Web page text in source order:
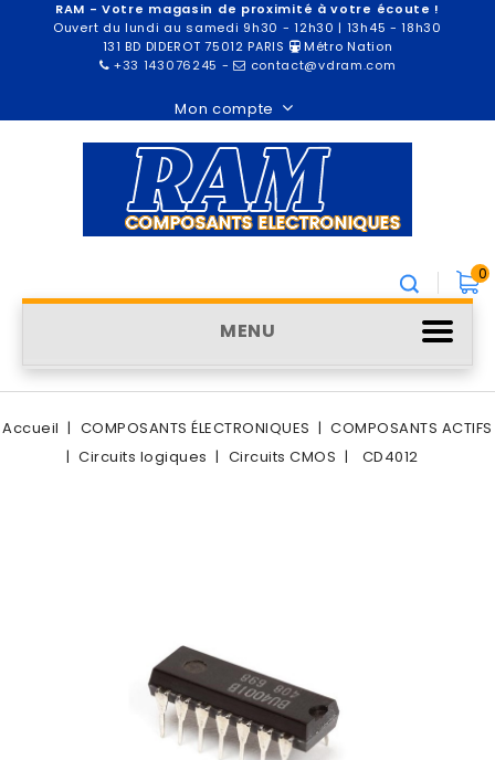
RAM - Votre magasin de proximité à votre écoute !
Ouvert du lundi au samedi 9h30 - 12h30 | 13h45 - 18h30
131 BD DIDEROT 75012 PARIS
Métro Nation
+33 143076245 - contact@vdram.com
Mon compte
0
MENU
Accueil COMPOSANTS ÉLECTRONIQUES
COMPOSANTS ACTIFS
Circuits logiques
Circuits CMOS CD4012